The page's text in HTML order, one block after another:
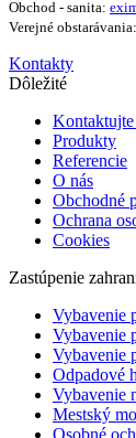
Obchod - sanita:
Verejné obstarávania:
Kontakty
Dôležité
Kontaktujte
Produkty
Referencie
O nás
Obchodné
Ochrana
Cookies
Zastúpenie
Vybavenie
Vybavenie
Vybavenie
Odpadové
Vybavenie
Mestský
Osobné